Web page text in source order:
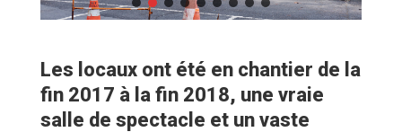
Les locaux ont été en chantier de la
fin 2017 à la fin 2018, une vraie
salle de spectacle et un vaste